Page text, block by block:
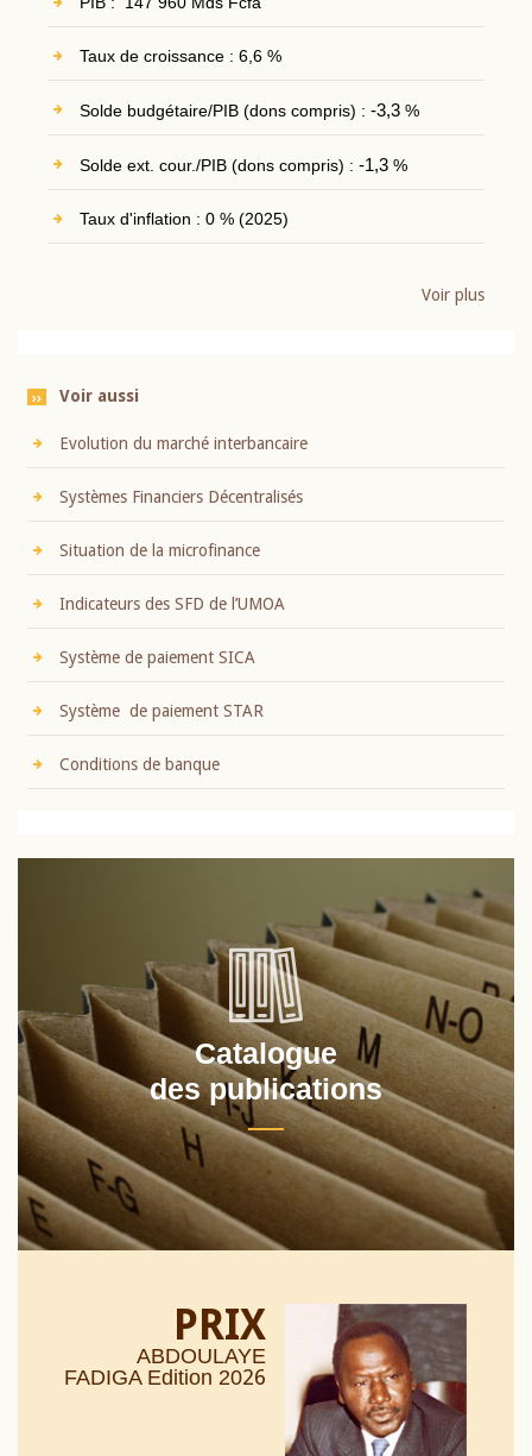
Taux de croissance : 6,6 %
Solde budgétaire/PIB (dons compris) : -3,3%
Solde ext. cour./PIB (dons compris) : -1,3%
Taux d'inflation : 0 % (2025)
Voir plus
Voir aussi
Evolution du marché interbancaire
Systèmes Financiers Décentralisés
Situation de la microfinance
Indicateurs des SFD de l’UMOA
Système de paiement SICA
Système de paiement STAR
Conditions de banque
Catalogue
des publications
PRIX
ABDOULAYE
FADIGA Edition 2026